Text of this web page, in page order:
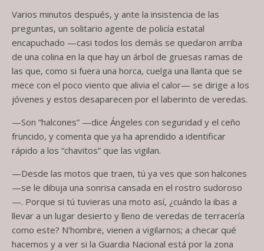
Varios minutos después, y ante la insistencia de las
preguntas, un solitario agente de policía estatal
encapuchado —casi todos los demás se quedaron arriba
de una colina en la que hay un árbol de gruesas ramas de
las que, como si fuera una horca, cuelga una llanta que se
mece con el poco viento que alivia el calor— se dirige a los
jóvenes y estos desaparecen por el laberinto de veredas.
—Son “halcones” —dice Ángeles con seguridad y el ceño
fruncido, y comenta que ya ha aprendido a identificar
rápido a los “chavitos” que las vigilan.
—Desde las motos que traen, tú ya ves que son halcones
­—se le dibuja una sonrisa cansada en el rostro sudoroso
—. Porque si tú tuvieras una moto así, ¿cuándo la ibas a
llevar a un lugar desierto y lleno de veredas de terracería
como este? N’hombre, vienen a vigilarnos; a checar qué
hacemos y a ver si la Guardia Nacional está por la zona